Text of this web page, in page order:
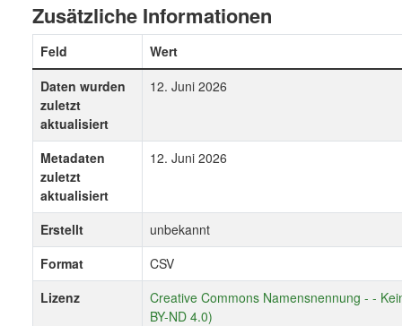
Zusätzliche Informationen
Feld
Wert
Daten wurden
zuletzt
aktualisiert
12. Juni 2026
Metadaten
zuletzt
aktualisiert
12. Juni 2026
Erstellt
unbekannt
Format
CSV
Lizenz
Creative Commons Namensnennung - -
BY-ND 4.0)